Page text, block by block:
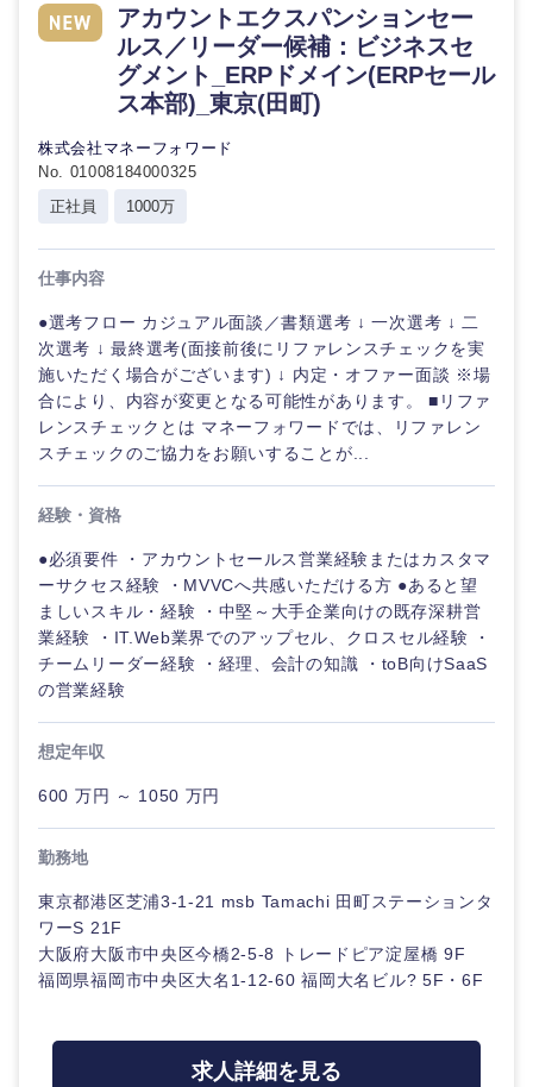
東海地方
岐阜県 静岡県
愛知県
アカウントエクスパンションセー
ルス／リーダー候補：ビジネスセ
グメント_ERPドメイン(ERPセール
ス本部)_東京(田町)
株式会社マネーフォワード
No. 01008184000325
正社員
1000万
仕事内容
●選考フロー カジュアル面談／書類選考 ↓ 一次選考 ↓ 二
次選考 ↓ 最終選考(面接前後にリファレンスチェックを実
施いただく場合がございます) ↓ 内定・オファー面談 ※場
合により、内容が変更となる可能性があります。 ■リファ
レンスチェックとは マネーフォワードでは、リファレン
スチェックのご協力をお願いすることが...
経験・資格
●必須要件 ・アカウントセールス営業経験またはカスタマ
ーサクセス経験 ・MVVCへ共感いただける方 ●あると望
ましいスキル・経験 ・中堅～大手企業向けの既存深耕営
業経験 ・IT.Web業界でのアップセル、クロスセル経験 ・
チームリーダー経験 ・経理、会計の知識 ・toB向けSaaS
の営業経験
想定年収
600 万円 ～ 1050 万円
勤務地
東京都港区芝浦3-1-21 msb Tamachi 田町ステーションタ
ワーS 21F
大阪府大阪市中央区今橋2-5-8 トレードピア淀屋橋 9F
福岡県福岡市中央区大名1-12-60 福岡大名ビル? 5F・6F
求人詳細を見る